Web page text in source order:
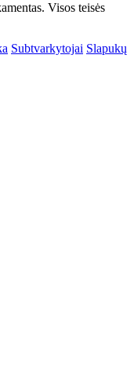
Visos teisės
Subtvarkytojai Slapukų